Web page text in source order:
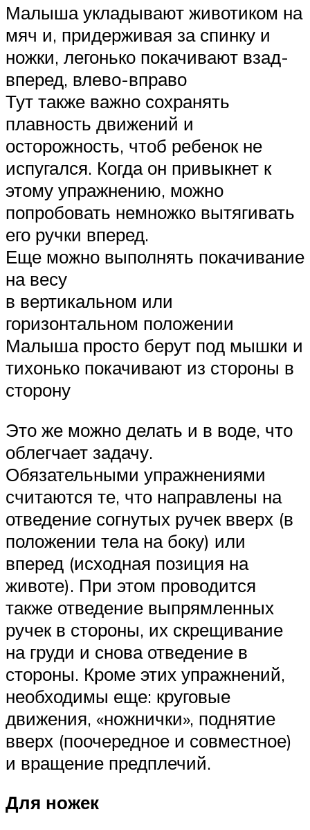
Малыша укладывают животиком на
мяч и, придерживая за спинку и
ножки, легонько покачивают взад-
вперед, влево-вправо
Тут также важно сохранять
плавность движений и
осторожность, чтоб ребенок не
испугался. Когда он привыкнет к
этому упражнению, можно
попробовать немножко вытягивать
его ручки вперед.
Еще можно выполнять покачивание
на весу
в вертикальном или
горизонтальном положении
Малыша просто берут под мышки и
тихонько покачивают из стороны в
сторону
Это же можно делать и в воде, что
облегчает задачу.
Обязательными упражнениями
считаются те, что направлены на
отведение согнутых ручек вверх (в
положении тела на боку) или
вперед (исходная позиция на
животе). При этом проводится
также отведение выпрямленных
ручек в стороны, их скрещивание
на груди и снова отведение в
стороны. Кроме этих упражнений,
необходимы еще: круговые
движения, «ножнички», поднятие
вверх (поочередное и совместное)
и вращение предплечий.
Для ножек